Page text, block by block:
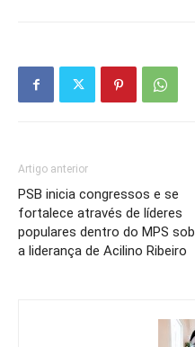
Artigo anterior
PSB inicia congressos e se
fortalece através de líderes
populares dentro do MPS sob
a liderança de Acilino Ribeiro